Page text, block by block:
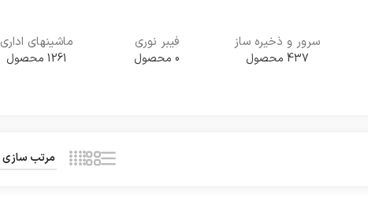
سرور و ذخیره ساز
437 محصول
فیبر نوری
0 محصول
ماشینهای اداری
1261 محصول